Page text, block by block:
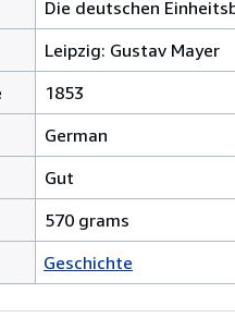
Die deutschen
Leipzig: Gustav Mayer
1853
German
Gut
570 grams
Geschichte